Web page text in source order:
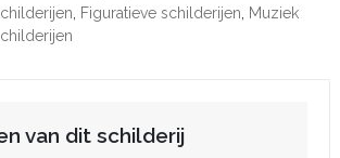
Figuratieve schilderijen
Muziek
van dit schilderij